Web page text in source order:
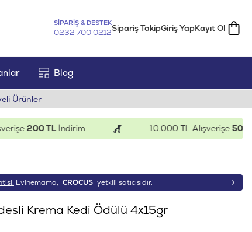
SİPARİŞ & DESTEK
0232 700 0212Sipariş TakipGiriş YapKayıt Ol
Blog
Ürünler
200 TLİndirim 10.000 TL Alışverişe500 TL
Evinemama, CROCUS yetkili satıcısıdır.
Krema Kedi Ödülü 4x15gr